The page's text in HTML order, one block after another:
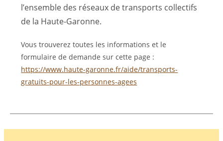
l’ensemble des réseaux de transports collectifs
de la Haute-Garonne.
Vous trouverez toutes les informations et le
formulaire de demande sur cette page :
https://www.haute-garonne.fr/aide/transports-
gratuits-pour-les-personnes-agees